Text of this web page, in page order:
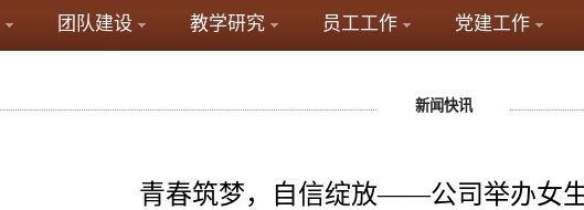
团队建设 教学研究 员工工作 党建工作
新闻快讯
青春筑梦，自信绽放——公司举办女